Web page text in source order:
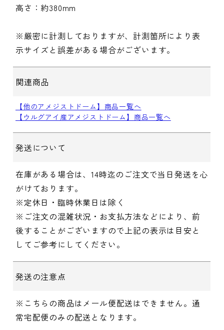
高さ：約380mm
※厳密に計測しておりますが、計測箇所により表
示サイズと誤差がある場合がございます。
関連商品
【他のアメジストドーム】商品一覧へ
【ウルグアイ産アメジストドーム】商品一覧へ
発送について
在庫がある場合は、14時迄のご注文で当日発送を心
がけております。
※定休日・臨時休業日は除く
※ご注文の混雑状況・お支払方法などにより、前
後することがございますので上記の表示は目安と
してご参考にしてください。
発送の注意点
※こちらの商品はメール便配送はできません。通
常宅配便のみの配送となります。